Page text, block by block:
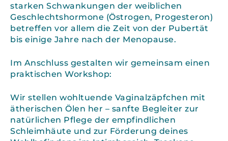
starken Schwankungen der weiblichen
Geschlechtshormone (Östrogen, Progesteron)
betreffen vor allem die Zeit von der Pubertät
bis einige Jahre nach der Menopause.
Im Anschluss gestalten wir gemeinsam einen
praktischen Workshop:
Wir stellen wohltuende Vaginalzäpfchen mit
ätherischen Ölen her – sanfte Begleiter zur
natürlichen Pflege der empfindlichen
Schleimhäute und zur Förderung deines